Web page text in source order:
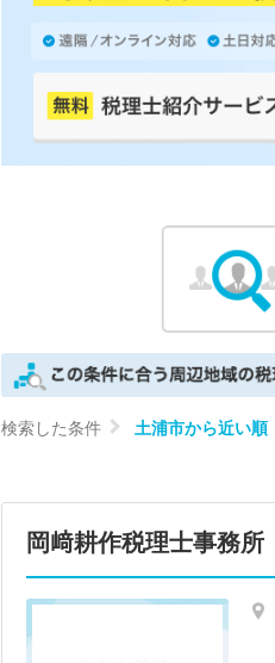
検索した条件 土浦市から近い順
岡﨑耕作税理士事務所